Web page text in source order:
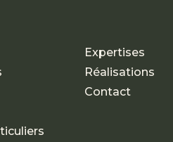
Expertises
Réalisations
Contact